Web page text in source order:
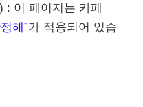
: 이 페이지는 카페
해”가 적용되어 있습